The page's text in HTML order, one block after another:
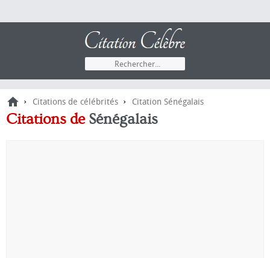
› Citations de célébrités › Citation Sénégalais
Citations de Sénégalais